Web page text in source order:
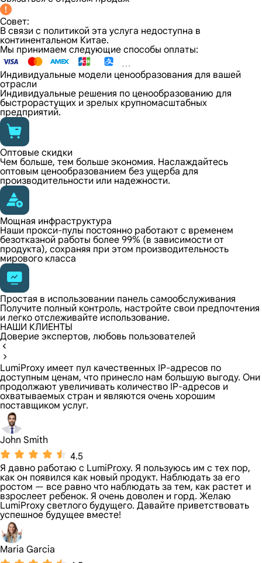
Совет:
В связи с политикой эта услуга недоступна в
континентальном Китае.
Мы принимаем следующие способы оплаты:
Индивидуальные модели ценообразования для вашей
отрасли
Индивидуальные решения по ценообразованию для
быстрорастущих и зрелых крупномасштабных
предприятий.
Оптовые скидки
Чем больше, тем больше экономия. Наслаждайтесь
оптовым ценообразованием без ущерба для
производительности или надежности.
Мощная инфраструктура
Наши прокси-пулы постоянно работают с временем
безотказной работы более 99% (в зависимости от
продукта), сохраняя при этом производительность
мирового класса
Простая в использовании панель самообслуживания
Получите полный контроль, настройте свои предпочтения
и легко отслеживайте использование.
НАШИ КЛИЕНТЫ
Доверие экспертов, любовь пользователей
LumiProxy имеет пул качественных IP-адресов по
доступным ценам, что принесло нам большую выгоду. Они
продолжают увеличивать количество IP-адресов и
охватываемых стран и являются очень хорошим
поставщиком услуг.
John Smith
4.5
Я давно работаю с LumiProxy. Я пользуюсь им с тех пор,
как он появился как новый продукт. Наблюдать за его
ростом — все равно что наблюдать за тем, как растет и
взрослеет ребенок. Я очень доволен и горд. Желаю
LumiProxy светлого будущего. Давайте приветствовать
успешное будущее вместе!
Maria Garcia